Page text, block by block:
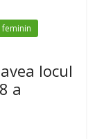
locul
a